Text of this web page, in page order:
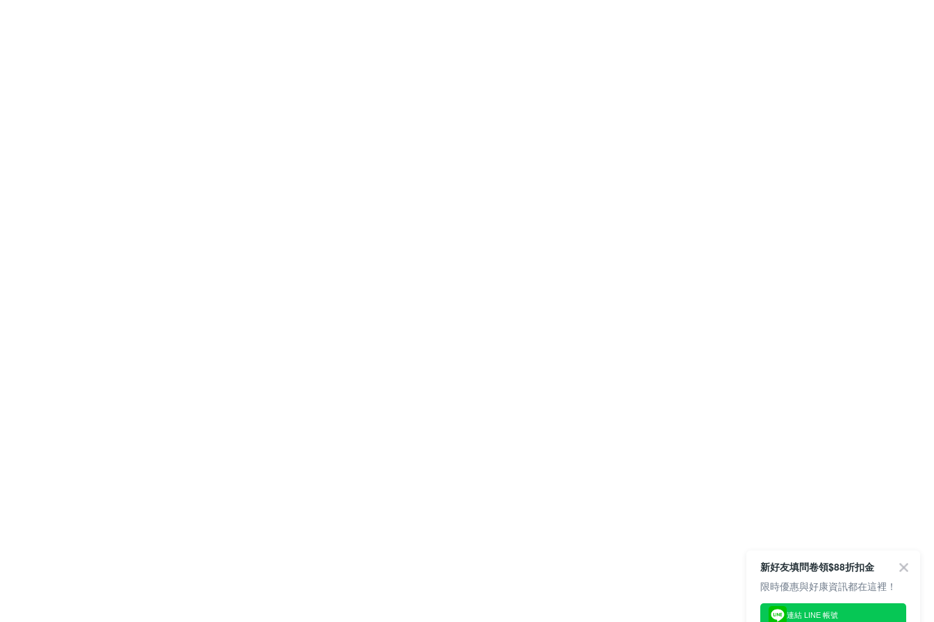
新好友填問卷領$88折扣金
限時優惠與好康資訊都在這裡！
連結 LINE 帳號